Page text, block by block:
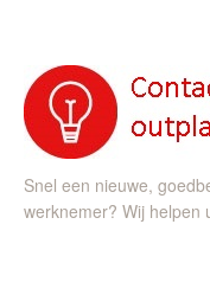
Snel een nieuwe,
werknemer? Wij helpen